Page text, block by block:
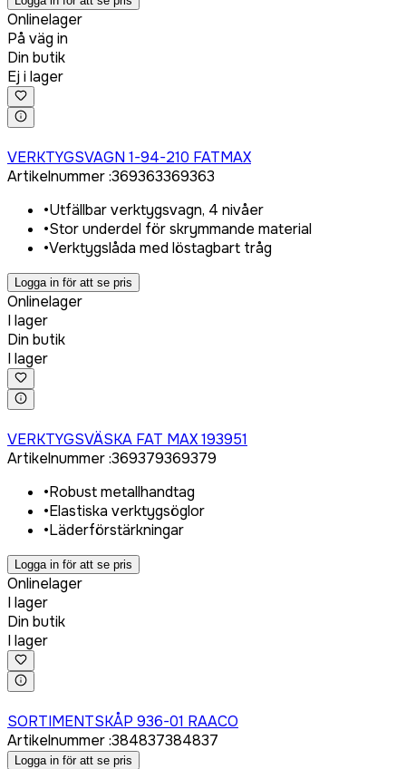
Onlinelager
På väg in
Din butik
Ej i lager
VERKTYGSVAGN 1-94-210 FATMAX
Artikelnummer:369363369363
•Utfällbar verktygsvagn, 4 nivåer
•Stor underdel för skrymmande material
•Verktygslåda med löstagbart tråg
Logga in för att se pris
Onlinelager
I lager
Din butik
I lager
VERKTYGSVÄSKA FAT MAX 193951
Artikelnummer:369379369379
•Robust metallhandtag
•Elastiska verktygsöglor
•Läderförstärkningar
Logga in för att se pris
Onlinelager
I lager
Din butik
I lager
SORTIMENTSKÅP 936-01 RAACO
Artikelnummer:384837384837
Logga in för att se pris